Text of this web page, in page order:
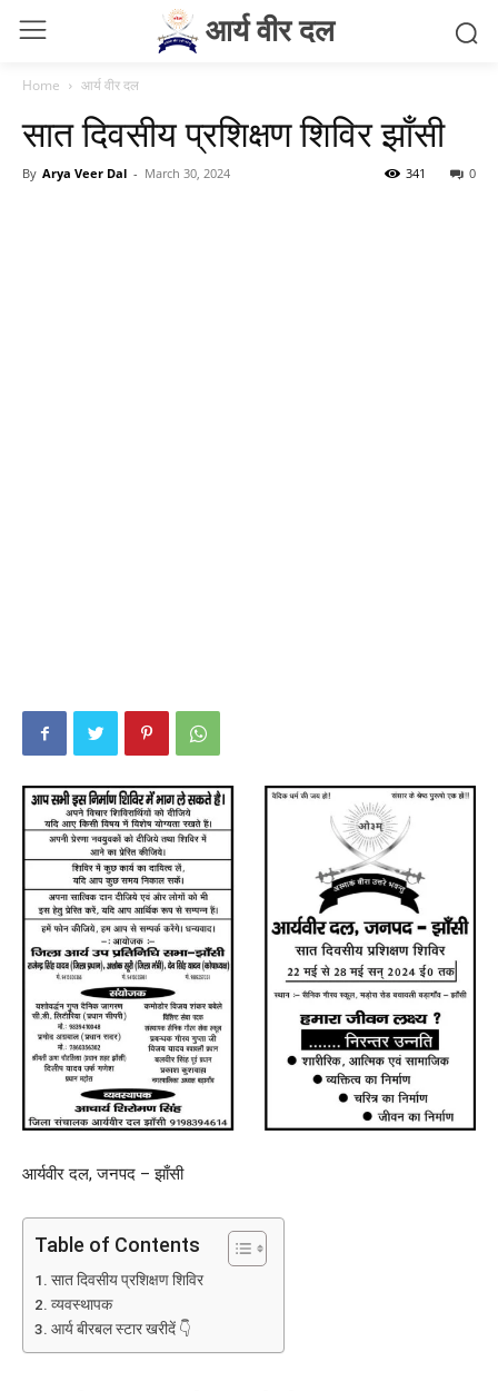
आर्य वीर दल
Home आर्य वीर दल
सात दिवसीय प्रशिक्षण शिविर झाँसी
By Arya Veer Dal - March 30, 2024 0
341
आर्यवीर दल, जनपद – झाँसी
Table of Contents
सात दिवसीय प्रशिक्षण शिविर
व्यवस्थापक
आर्य बीरबल स्टार खरीदें 👇